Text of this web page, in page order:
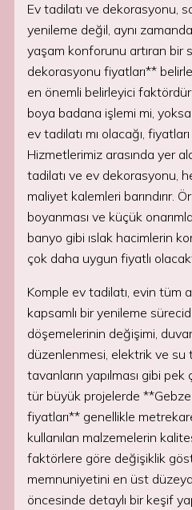
Ev tadilatı ve dekorasyonu,
yenileme değil, aynı
yaşam konforunu artıran bir
dekorasyonu fiyatları**
en önemli belirleyici
boya badana işlemi mi,
ev tadilatı mı olacağı,
Hizmetlerimiz arasında yer
tadilatı ve ev dekorasyonu,
maliyet kalemleri barındırır.
boyanması ve küçük
banyo gibi ıslak hacimlerin
çok daha uygun fiyatlı
Komple ev tadilatı, evin tüm
kapsamlı bir yenileme
döşemelerinin değişimi,
düzenlenmesi, elektrik ve su
tavanların yapılması gibi
tür büyük projelerde
fiyatları** genellikle
kullanılan malzemelerin
faktörlere göre değişiklik
memnuniyetini en üst
öncesinde detaylı bir keşif